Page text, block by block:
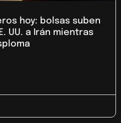
hoy: bolsas suben
UU. a Irán mientras